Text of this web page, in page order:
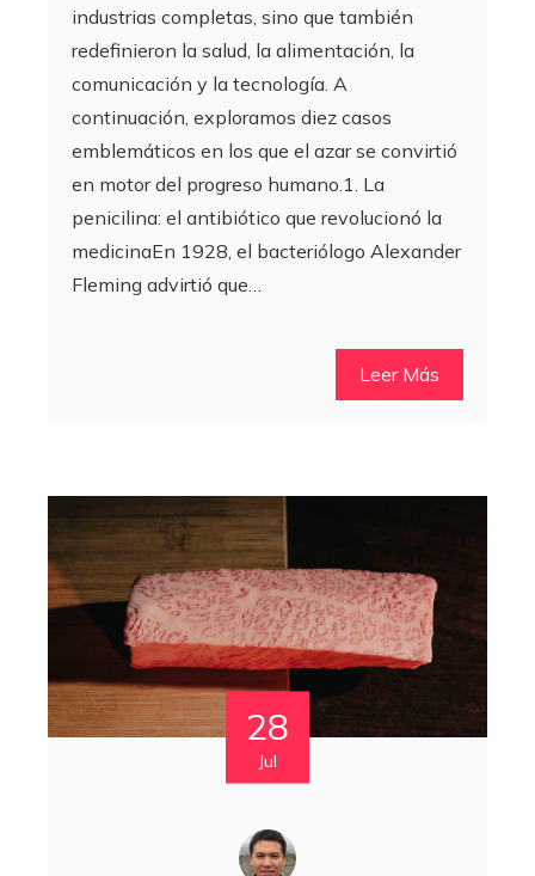
industrias completas, sino que también
redefinieron la salud, la alimentación, la
comunicación y la tecnología. A
continuación, exploramos diez casos
emblemáticos en los que el azar se convirtió
en motor del progreso humano.1. La
penicilina: el antibiótico que revolucionó la
medicinaEn 1928, el bacteriólogo Alexander
Fleming advirtió que…
Leer Más
28
Jul